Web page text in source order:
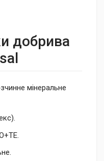
добрива
мінеральне